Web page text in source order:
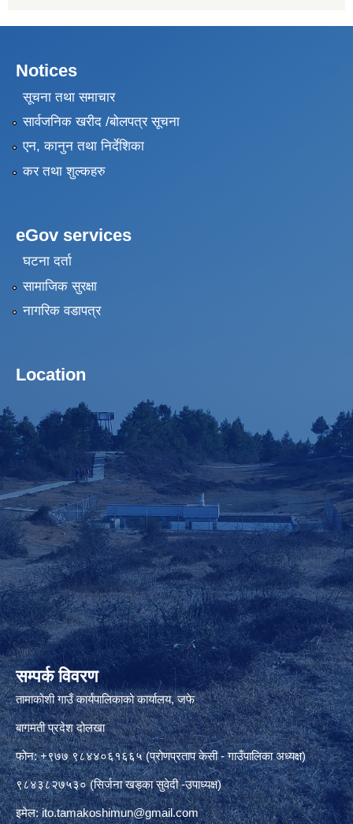
Notices
सूचना तथा समाचार
सार्वजनिक खरीद /बोलपत्र सूचना
एन, कानुन तथा निर्देशिका
कर तथा शुल्कहरु
eGov services
घटना दर्ता
सामाजिक सुरक्षा
नागरिक वडापत्र
Location
सम्पर्क विवरण
तामाकोशी गाउँ कार्यपालिकाको कार्यालय, जफे
बागमती प्रदेश दोलखा
फोन: +९७७ ९८४४०६१६६५ (प्रोणप्रताप केसी - गाउँपालिका अध्यक्ष)
९८४३८२७५३० (सिर्जना खड्का सुवेदी -उपाध्यक्ष)
इमेल:ito.tamakoshimun@gmail.com